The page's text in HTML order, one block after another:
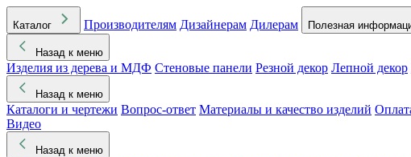
Каталог Производителям Дизайнерам Дилерам Полезная
Назад к меню
Изделия из дерева и МДФ Стеновые панели Резной декор Лепной декор
Назад к меню
Каталоги и чертежи Вопрос-ответ Материалы и качество изделий
Видео
Назад к меню